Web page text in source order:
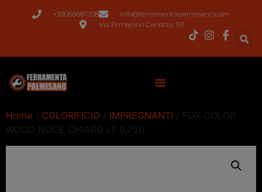
+39065681208
info@ferramentapalmisano.com
Via Ermanno Carlotto, 59
Home / COLORIFICIO / IMPREGNANTI / FOX COLOR
WOOD NOCE CHIARO LT 0.750